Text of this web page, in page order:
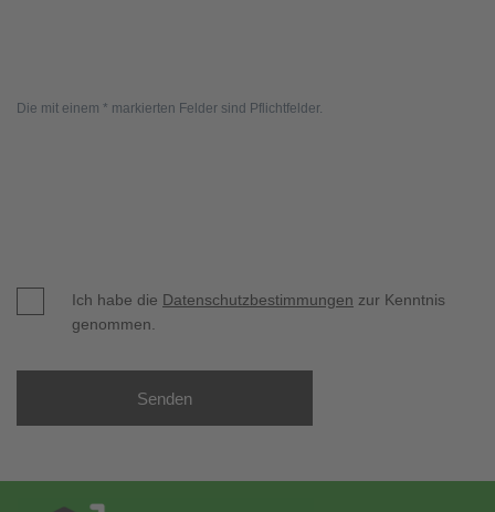
Die mit einem * markierten Felder sind Pflichtfelder.
Ich habe die Datenschutzbestimmungen zur Kenntnis
genommen.
Senden